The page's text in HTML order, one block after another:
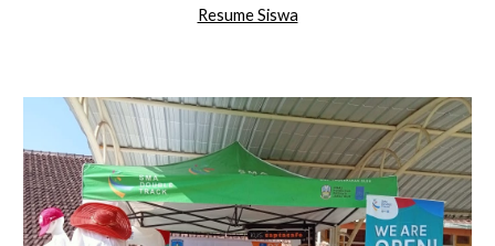
Resume Siswa